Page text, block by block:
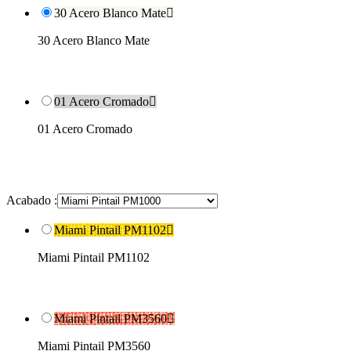
30 Acero Blanco Mate
30 Acero Blanco Mate
01 Acero Cromado
01 Acero Cromado
Acabado :
Miami Pintail PM1102
Miami Pintail PM1102
Miami Pintail PM3560
Miami Pintail PM3560